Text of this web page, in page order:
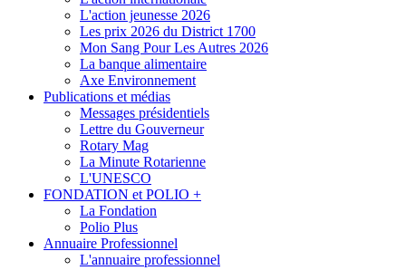
L'action jeunesse 2026
Les prix 2026 du District 1700
Mon Sang Pour Les Autres 2026
La banque alimentaire
Axe Environnement
Publications et médias
Messages présidentiels
Lettre du Gouverneur
Rotary Mag
La Minute Rotarienne
L'UNESCO
FONDATION et POLIO +
La Fondation
Polio Plus
Annuaire Professionnel
L'annuaire professionnel